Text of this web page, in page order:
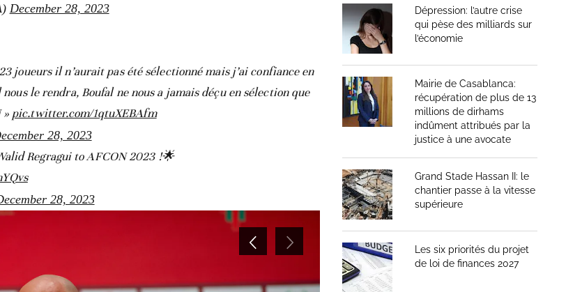
December 28, 2023
joueurs il n’aurait pas été sélectionné mais j’ai confiance en
le rendra, Boufal ne nous a jamais déçu en sélection que
» pic.twitter.com/1qtuXEBAfm
28, 2023
Regragui to AFCON 2023 !🌟
28, 2023
Dépression: l’autre crise
qui pèse des milliards sur
l’économie
Mairie de Casablanca:
récupération de plus de 13
millions de dirhams
indûment attribués par la
justice à une avocate
Grand Stade Hassan II: le
chantier passe à la vitesse
supérieure
Les six priorités du projet
de loi de finances 2027